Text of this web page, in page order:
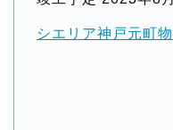
シエリア神戸元町